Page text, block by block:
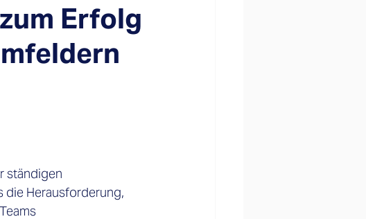
Erfolg
ständigen
die Herausforderung,